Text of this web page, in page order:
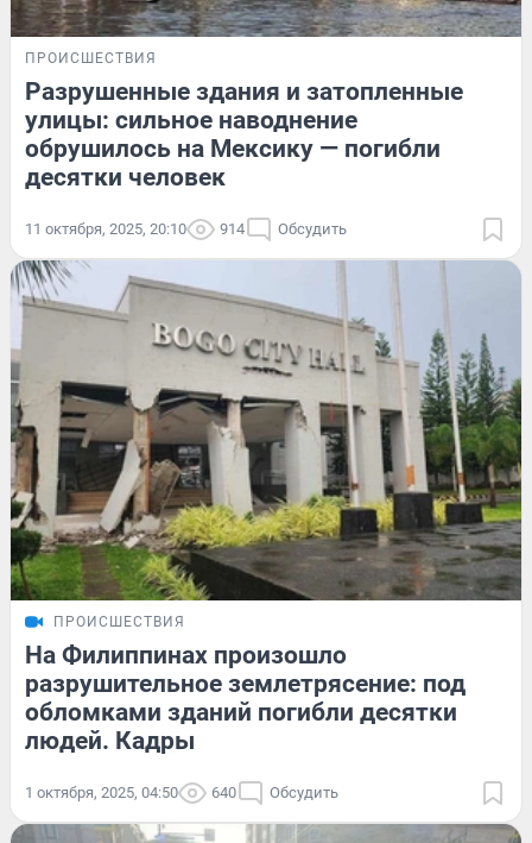
ПРОИСШЕСТВИЯ
Разрушенные здания и затопленные
улицы: сильное наводнение
обрушилось на Мексику — погибли
десятки человек
11 октября, 2025, 20:10 914 Обсудить
ПРОИСШЕСТВИЯ
На Филиппинах произошло
разрушительное землетрясение: под
обломками зданий погибли десятки
людей. Кадры
1 октября, 2025, 04:50 640 Обсудить